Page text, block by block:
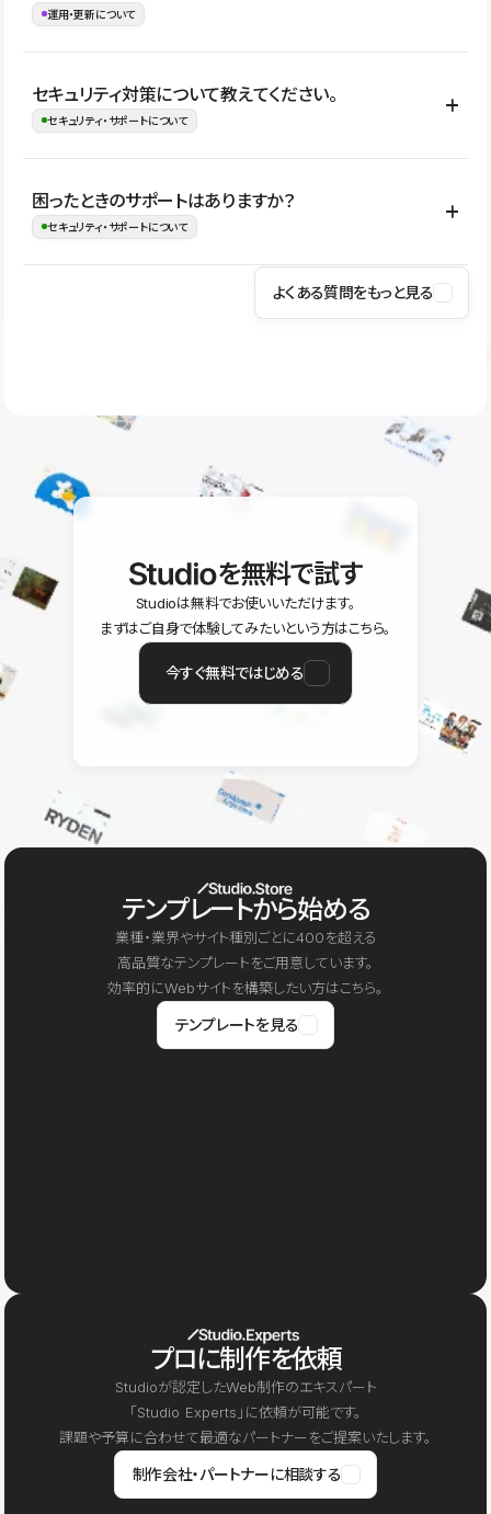
ージをご覧ください。
運用・更新について
はい。CMSやコンポーネントを活用して更新範囲を設計しておく
ことで、デザインを崩しにくい状態で運用できます。 さらにコン
ながらレイアウトに影響を与えずに更新作業を進めやすくなりま
す。
セキュリティ対策について教えてください。
セキュリティ・サポートについて
Studioでは、公開サイトやサービスを安全に利用できるよう、通信
の暗号化、データ保護、アクセス管理、脆弱性対策など、複数の観
はSSL/TLSによる通信暗号化に対応しており、悪質なスクリプトの
困ったときのサポートはありますか？
セキュリティ・サポートについて
操作方法や機能については、ヘルプセンターでご確認いただけま
ユーザー同士で質問・相談できるコミュニティもご利用ください。
よくある質問をもっと見る
を無料で試す
Studioは無料でお使いいただけます。
まずはご自身で体験してみたいという方はこちら。
今すぐ無料ではじめる
テンプレートから始める
業種・業界やサイト種別ごとに400を超える
高品質なテンプレートをご用意しています。
効率的にWebサイトを構築したい方はこちら。
テンプレートを見る
プロに制作を依頼
Studioが認定したWeb制作のエキスパート
「Studio Experts」に依頼が可能です。
課題や予算に合わせて最適なパートナーをご提案いたします。
制作会社・パートナーに相談する